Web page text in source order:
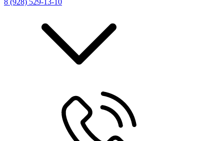
8 (928) 529-13-10